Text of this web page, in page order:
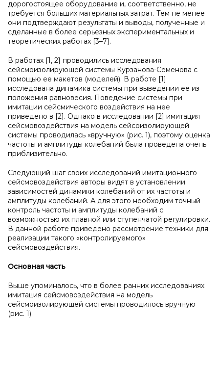
дорогостоящее оборудование и, соответственно, не
требуется больших материальных затрат. Тем не менее
они подтверждают результаты и выводы, полученные и
сделанные в более серьезных экспериментальных и
теоретических работах [3–7].
В работах [1, 2] проводились исследования
сейсмоизолирующей системы Курзанова-Семенова с
помощью ее макетов (моделей). В работе [1]
исследована динамика системы при выведении ее из
положения равновесия. Поведение системы при
имитации сейсмического воздействия на нее
приведено в [2]. Однако в исследовании [2] имитация
сейсмовоздействия на модель сейсоизолирующей
системы проводилась «вручную» (рис. 1), поэтому оценка
частоты и амплитуды колебаний была проведена очень
приблизительно.
Следующий шаг своих исследований имитационного
сейсмовоздействия авторы видят в установлении
зависимостей динамики колебаний от их частоты и
амплитуды колебаний. А для этого необходим точный
контроль частоты и амплитуды колебаний с
возможностью их плавной или ступенчатой регулировки.
В данной работе приведено рассмотрение техники для
реализации такого «контролируемого»
сейсмовоздействия.
Основная часть
Выше упоминалось, что в более ранних исследованиях
имитация сейсмовоздействия на модель
сейсмоизолирующей системы проводилось вручную
(рис. 1).